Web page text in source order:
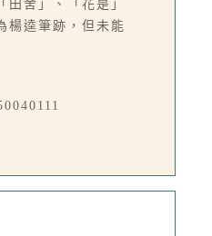
田舍」、「花是」
楊逵筆跡，但未能